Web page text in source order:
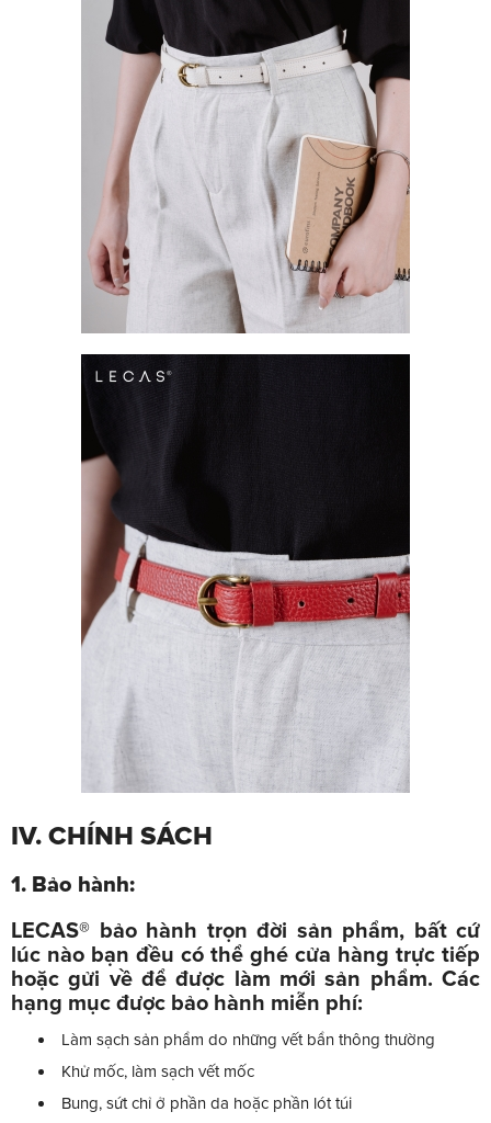
IV. CHÍNH SÁCH
1. Bảo hành:
LECAS® bảo hành trọn đời sản phẩm, bất cứ
lúc nào bạn đều có thể ghé cửa hàng trực tiếp
hoặc gửi về để được làm mới sản phẩm. Các
hạng mục được bảo hành miễn phí:
Làm sạch sản phẩm do những vết bẩn thông thường
Khử mốc, làm sạch vết mốc
Bung, sứt chỉ ở phần da hoặc phần lót túi